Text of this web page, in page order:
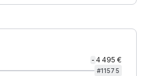
- 4 495 €
#11575